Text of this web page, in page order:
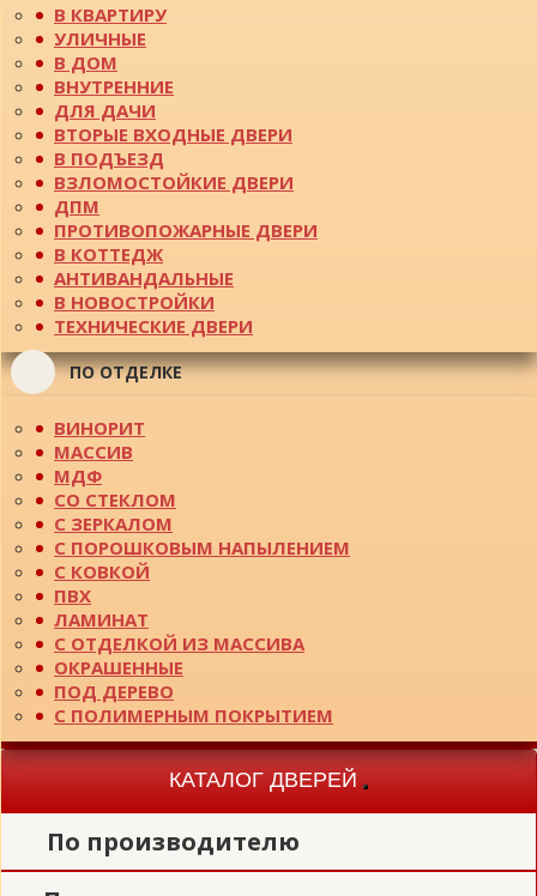
В КВАРТИРУ
УЛИЧНЫЕ
В ДОМ
ВНУТРЕННИЕ
ДЛЯ ДАЧИ
ВТОРЫЕ ВХОДНЫЕ ДВЕРИ
В ПОДЪЕЗД
ВЗЛОМОСТОЙКИЕ ДВЕРИ
ДПМ
ПРОТИВОПОЖАРНЫЕ ДВЕРИ
В КОТТЕДЖ
АНТИВАНДАЛЬНЫЕ
В НОВОСТРОЙКИ
ТЕХНИЧЕСКИЕ ДВЕРИ
ПО ОТДЕЛКЕ
ВИНОРИТ
МАССИВ
МДФ
СО СТЕКЛОМ
С ЗЕРКАЛОМ
С ПОРОШКОВЫМ НАПЫЛЕНИЕМ
С КОВКОЙ
ПВХ
ЛАМИНАТ
С ОТДЕЛКОЙ ИЗ МАССИВА
ОКРАШЕННЫЕ
ПОД ДЕРЕВО
С ПОЛИМЕРНЫМ ПОКРЫТИЕМ
КАТАЛОГ ДВЕРЕЙ
Toggle
navigation
По производителю